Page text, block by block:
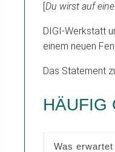
Du wirst auf
DIGI-Werkstatt
einem neuen
Das Statement
HÄUFIG
Was